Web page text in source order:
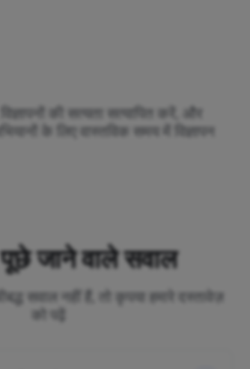
की सत्यता सत्यापित करें, और
के लिए वास्तविक समय में विज्ञापन
पूछे जाने वाले सवाल
सवाल नहीं हैं, तो कृपया हमारे दस्तावेज़
को पढ़ें